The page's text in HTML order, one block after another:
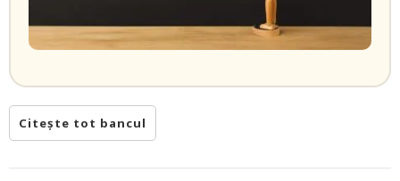
Citește tot bancul